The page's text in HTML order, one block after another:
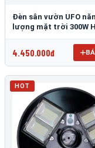
Đèn sân vườn UFO
lượng mặt trời 300W
4.450.000đ
HOT